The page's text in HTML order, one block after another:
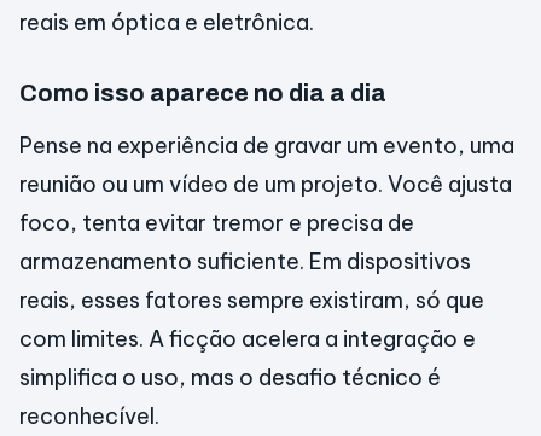
reais em óptica e eletrônica.
Como isso aparece no dia a dia
Pense na experiência de gravar um evento, uma
reunião ou um vídeo de um projeto. Você ajusta
foco, tenta evitar tremor e precisa de
armazenamento suficiente. Em dispositivos
reais, esses fatores sempre existiram, só que
com limites. A ficção acelera a integração e
simplifica o uso, mas o desafio técnico é
reconhecível.